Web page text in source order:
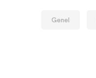
Genel